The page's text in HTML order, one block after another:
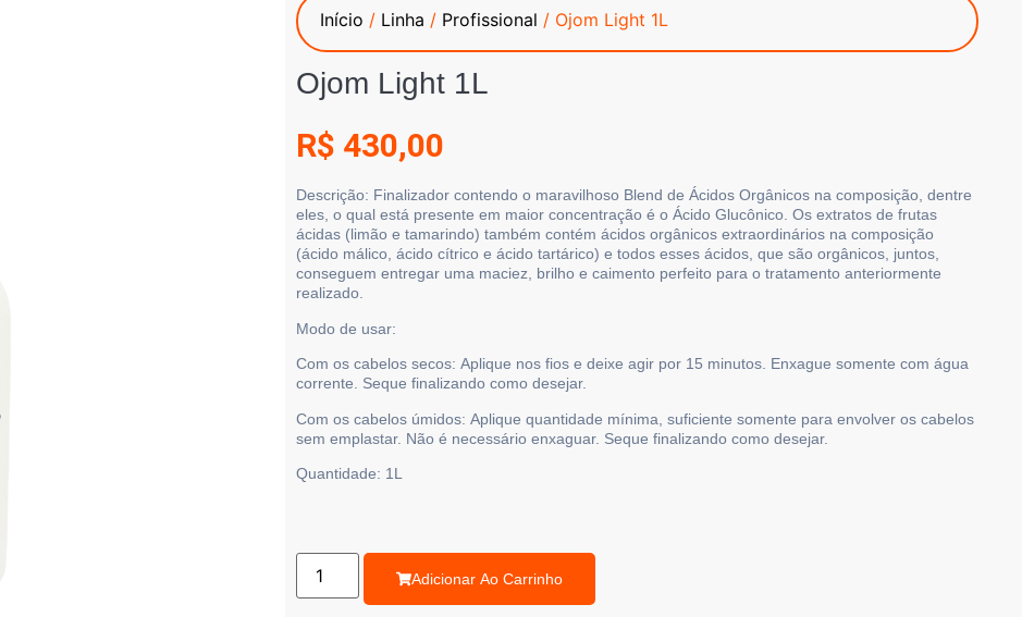
Início / Linha / Profissional / Ojom Light 1L
Ojom Light 1L
R$ 430,00
Descrição: Finalizador contendo o maravilhoso Blend de Ácidos Orgânicos na composição, dentre
eles, o qual está presente em maior concentração é o Ácido Glucônico. Os extratos de frutas
ácidas (limão e tamarindo) também contém ácidos orgânicos extraordinários na composição
(ácido málico, ácido cítrico e ácido tartárico) e todos esses ácidos, que são orgânicos, juntos,
conseguem entregar uma maciez, brilho e caimento perfeito para o tratamento anteriormente
realizado.
Modo de usar:
Com os cabelos secos: Aplique nos fios e deixe agir por 15 minutos. Enxague somente com água
corrente. Seque finalizando como desejar.
Com os cabelos úmidos: Aplique quantidade mínima, suficiente somente para envolver os cabelos
sem emplastar. Não é necessário enxaguar. Seque finalizando como desejar.
Quantidade: 1L
Adicionar Ao Carrinho